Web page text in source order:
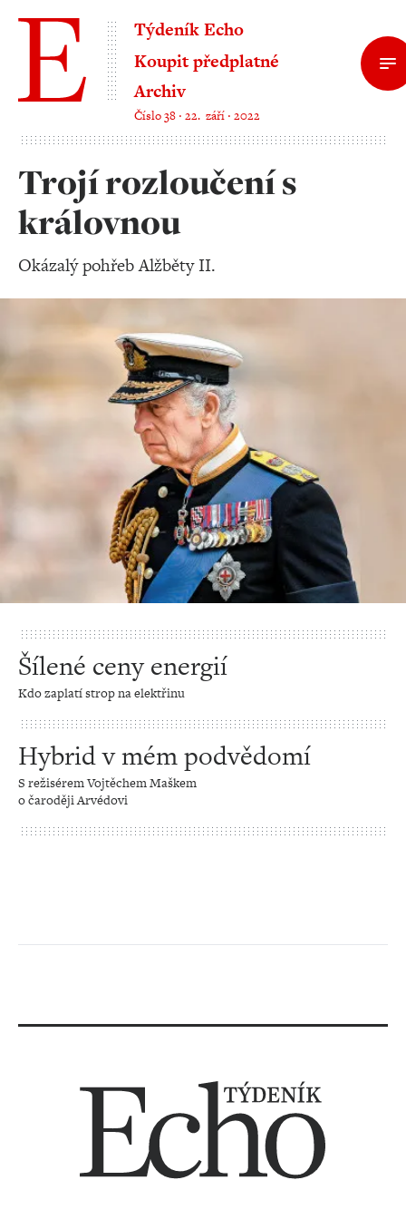
Týdeník Echo
Koupit předplatné
Archiv
Číslo 38 ‧ 22. září ‧ 2022
Trojí rozloučení s
královnou
Okázalý pohřeb Alžběty II.
Šílené ceny energií
Kdo zaplatí strop na elektřinu
Hybrid v mém podvědomí
S režisérem Vojtěchem Maškem
o čaroději Arvédovi